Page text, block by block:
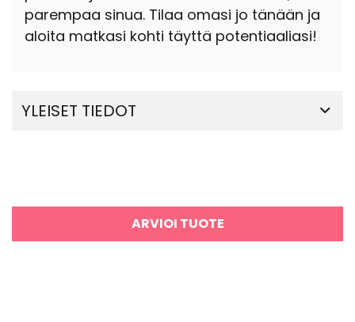
parempaa sinua. Tilaa omasi jo tänään ja
aloita matkasi kohti täyttä potentiaaliasi!
YLEISET TIEDOT
ARVIOI TUOTE